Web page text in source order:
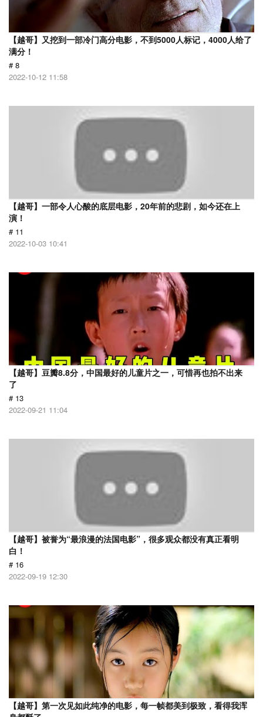
【越哥】又挖到一部冷门高分电影，不到5000人标记，4000人给了
满分！
# 8
2022-10-12 11:58
【越哥】一部令人心酸的底层电影，20年前的悲剧，如今还在上
演！
# 11
2022-10-03 10:41
【越哥】豆瓣8.8分，中国最好的儿童片之一，可惜再也拍不出来
了
# 13
2022-09-21 11:04
【越哥】被誉为“最浪漫的法国电影”，很多观众都没有真正看明
白！
# 16
2022-09-19 12:30
【越哥】第一次见如此纯净的电影，每一帧都美到极致，看得我浑